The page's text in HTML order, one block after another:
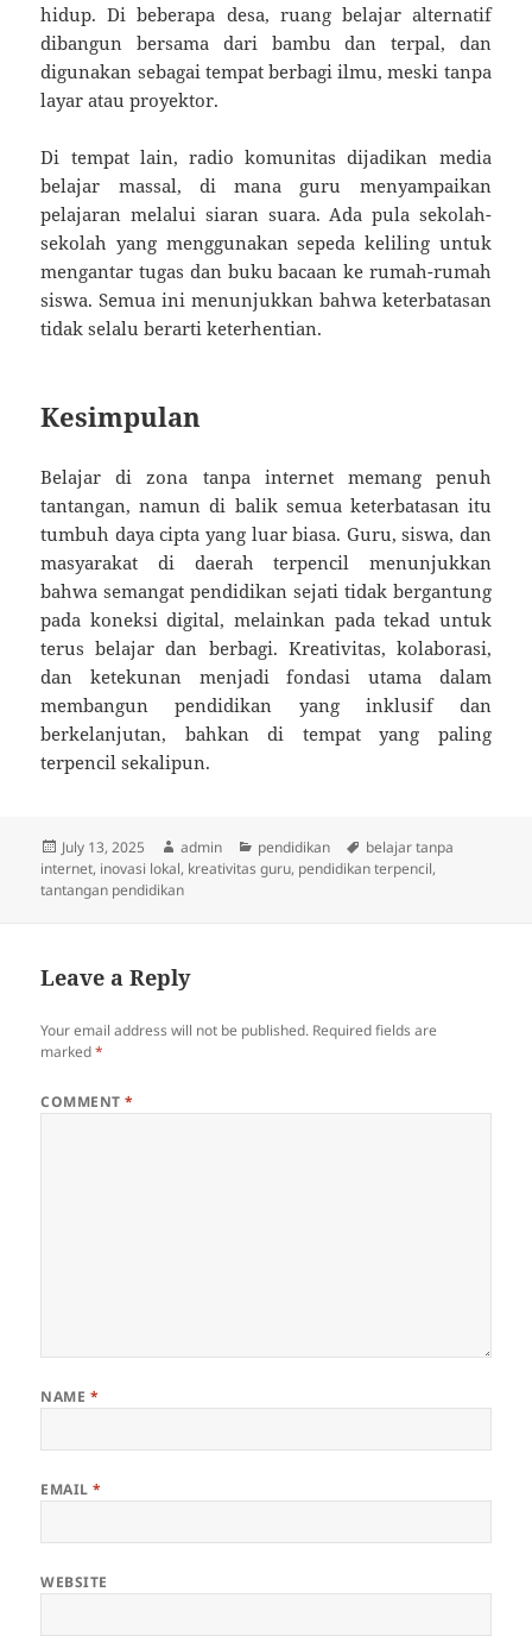
hidup. Di beberapa desa, ruang belajar alternatif
dibangun bersama dari bambu dan terpal, dan
digunakan sebagai tempat berbagi ilmu, meski tanpa
layar atau proyektor.
Di tempat lain, radio komunitas dijadikan media
belajar massal, di mana guru menyampaikan
pelajaran melalui siaran suara. Ada pula sekolah-
sekolah yang menggunakan sepeda keliling untuk
mengantar tugas dan buku bacaan ke rumah-rumah
siswa. Semua ini menunjukkan bahwa keterbatasan
tidak selalu berarti keterhentian.
Kesimpulan
Belajar di zona tanpa internet memang penuh
tantangan, namun di balik semua keterbatasan itu
tumbuh daya cipta yang luar biasa. Guru, siswa, dan
masyarakat di daerah terpencil menunjukkan
bahwa semangat pendidikan sejati tidak bergantung
pada koneksi digital, melainkan pada tekad untuk
terus belajar dan berbagi. Kreativitas, kolaborasi,
dan ketekunan menjadi fondasi utama dalam
membangun pendidikan yang inklusif dan
berkelanjutan, bahkan di tempat yang paling
terpencil sekalipun.
Posted
on
July 13, 2025 Author
admin Categories
pendidikan Tags
belajar tanpa
internet, inovasi lokal, kreativitas guru, pendidikan terpencil,
tantangan pendidikan
Leave a Reply
Your email address will not be published. Required fields are
marked*
COMMENT*
NAME *
EMAIL*
WEBSITE